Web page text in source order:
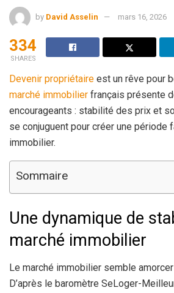
by David Asselin mars 16, 2026
334
SHARES
Devenir propriétaire est un rêve pour
marché immobilier français présente
encourageants : stabilité des prix et
se conjuguent pour créer une période
immobilier.
Sommaire
Une dynamique de
marché immobilier
Le marché immobilier semble
D’après le baromètre SeLoger-